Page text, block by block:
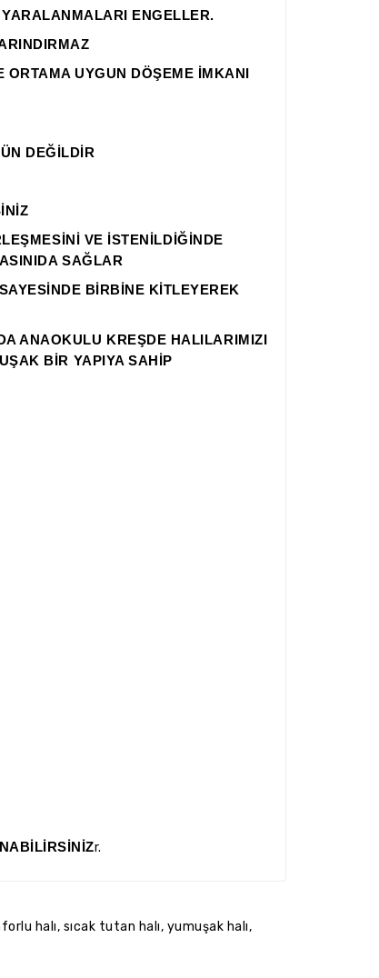
ENGELLER.
UYGUN DÖŞEME İMKANI
DEĞİLDİR
VE İSTENİLDİĞİNDE
SAĞLAR
BİRBİNE KİTLEYEREK
ANAOKULU KREŞDE HALILARIMIZI
BİR YAPIYA SAHİP
r.
halı, sıcak tutan halı, yumuşak halı,